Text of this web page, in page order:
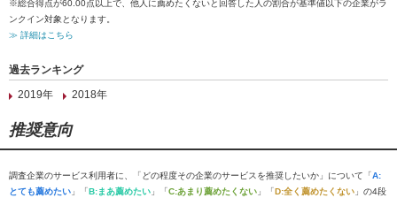
※総合得点が60.00点以上で、他人に薦めたくないと回答した人の割合が基準値以下の企業がラ
ンクイン対象となります。
≫ 詳細はこちら
過去ランキング
2019年
2018年
推奨意向
調査企業のサービス利用者に、「どの程度その企業のサービスを推奨したいか」について「A:
とても薦めたい 」「B:まあ薦めたい 」「C:あまり薦めたくない 」「D:全く薦めたくない 」の4段